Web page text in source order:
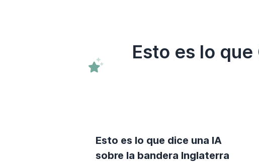
Esto es lo
Esto es lo que dice una IA
sobre la bandera Inglaterra